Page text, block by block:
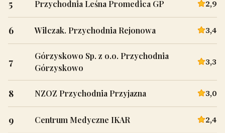
5 Przychodnia Leśna Promedica GP 2,9
6 Wilczak. Przychodnia Rejonowa 3,4
7
Górzyskowo Sp. z o.o. Przychodnia
Górzyskowo
3,3
8 NZOZ Przychodnia Przyjazna 3,0
9 Centrum Medyczne IKAR 2,4